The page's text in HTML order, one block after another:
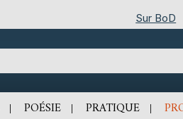
Sur BoD
POÉSIE PRATIQUE